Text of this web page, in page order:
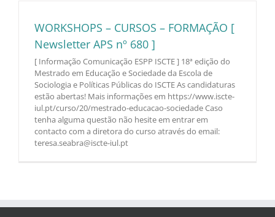
WORKSHOPS – CURSOS – FORMAÇÃO [
Newsletter APS nº 680 ]
[ Informação Comunicação ESPP ISCTE ] 18ª edição do
Mestrado em Educação e Sociedade da Escola de
Sociologia e Políticas Públicas do ISCTE As candidaturas
estão abertas! Mais informações em https://www.iscte-
iul.pt/curso/20/mestrado-educacao-sociedade Caso
tenha alguma questão não hesite em entrar em
contacto com a diretora do curso através do email:
teresa.seabra@iscte-iul.pt